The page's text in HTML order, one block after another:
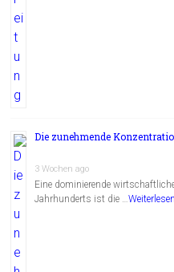
Die zunehmende
3 Wochen ago
Eine dominierende
Jahrhunderts ist die …